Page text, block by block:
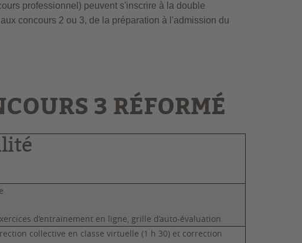
professionnel) peuvent s'inscrire à la double
concours 2 ou 3, de la préparation à l'admission du
3 RÉFORMÉ
d’entrainement en ligne, grille d’auto-évaluation
collective en classe virtuelle (1 h 30) et correction